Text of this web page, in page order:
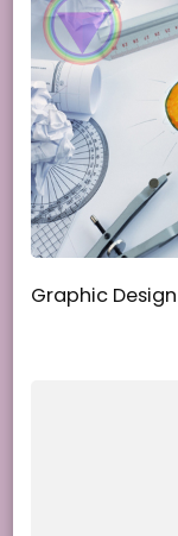
Graphic